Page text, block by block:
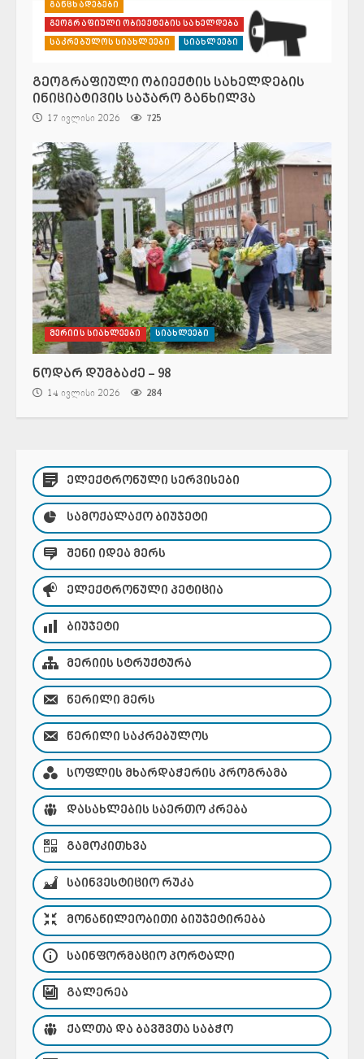
განცხადებები
გეოგრაფიული ობიექტების სახელდება
საკრებულოს სიახლეები სიახლეები
გეოგრაფიული ობიექტის სახელდების
ინიციატივის საჯარო განხილვა
17 ივლისი 2026 725
მერიის სიახლეები სიახლეები
ნოდარ დუმბაძე – 98
14 ივლისი 2026 284
ᲔᲚᲔᲥᲢᲠᲝᲜᲣᲚᲘ ᲡᲔᲠᲕᲘᲡᲔᲑᲘ
ᲡᲐᲛᲝᲥᲐᲚᲐᲥᲝ ᲑᲘᲣᲯᲔᲢᲘ
ᲨᲔᲜᲘ ᲘᲓᲔᲐ ᲛᲔᲠᲡ
ᲔᲚᲔᲥᲢᲠᲝᲜᲣᲚᲘ ᲞᲔᲢᲘᲪᲘᲐ
ᲑᲘᲣᲯᲔᲢᲘ
ᲛᲔᲠᲘᲘᲡ ᲡᲢᲠᲣᲥᲢᲣᲠᲐ
ᲬᲔᲠᲘᲚᲘ ᲛᲔᲠᲡ
ᲬᲔᲠᲘᲚᲘ ᲡᲐᲙᲠᲔᲑᲣᲚᲝᲡ
ᲡᲝᲤᲚᲘᲡ ᲛᲮᲐᲠᲓᲐᲭᲔᲠᲘᲡ ᲞᲠᲝᲒᲠᲐᲛᲐ
ᲓᲐᲡᲐᲮᲚᲔᲑᲘᲡ ᲡᲐᲔᲠᲗᲝ ᲙᲠᲔᲑᲐ
ᲒᲐᲛᲝᲙᲘᲗᲮᲕᲐ
ᲡᲐᲘᲜᲕᲔᲡᲢᲘᲪᲘᲝ ᲠᲣᲙᲐ
ᲛᲝᲜᲐᲬᲘᲚᲔᲝᲑᲘᲗᲘ ᲑᲘᲣᲯᲔᲢᲘᲠᲔᲑᲐ
ᲡᲐᲘᲜᲤᲝᲠᲛᲐᲪᲘᲝ ᲞᲝᲠᲢᲐᲚᲘ
ᲒᲐᲚᲔᲠᲔᲐ
ᲥᲐᲚᲗᲐ ᲓᲐ ᲑᲐᲕᲨᲕᲗᲐ ᲡᲐᲑᲭᲝ